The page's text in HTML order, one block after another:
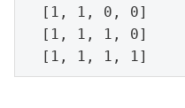
[1, 1, 0, 0]
[1, 1, 1, 0]
[1, 1, 1, 1]